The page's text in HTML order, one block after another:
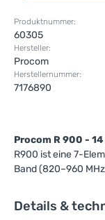
Produktnummer:
60305
Hersteller:
Procom
Herstellernummer:
7176890
Procom R 900 -
R900 ist eine 7-
Band (820–960
Details &